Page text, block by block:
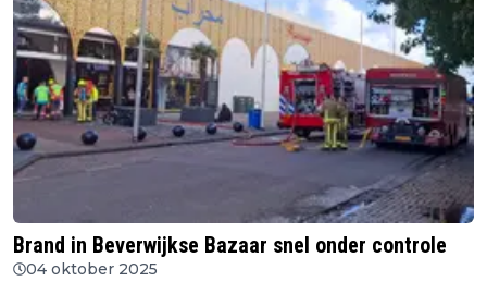
Brand in Beverwijkse Bazaar snel onder controle
04 oktober 2025